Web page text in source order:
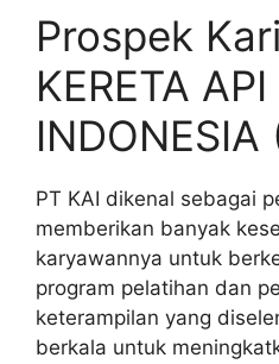
Prospek
KERETA API
INDONESIA
PT KAI dikenal sebagai
memberikan banyak
karyawannya untuk
program pelatihan dan
keterampilan yang
berkala untuk